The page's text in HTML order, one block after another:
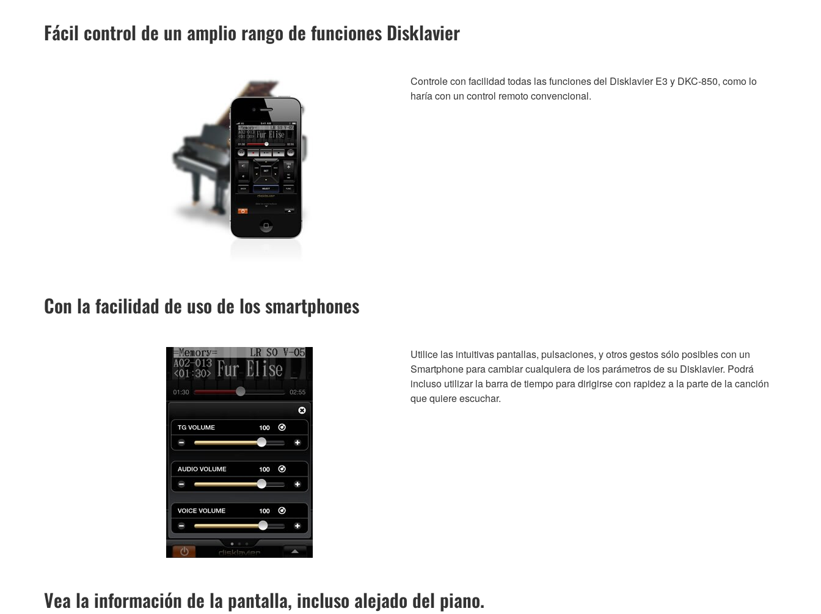
Fácil control de un amplio rango de funciones Disklavier
Controle con facilidad todas las funciones del Disklavier E3 y DKC-850, como lo
haría con un control remoto convencional.
Con la facilidad de uso de los smartphones
Utilice las intuitivas pantallas, pulsaciones, y otros gestos sólo posibles con un
Smartphone para cambiar cualquiera de los parámetros de su Disklavier. Podrá
incluso utilizar la barra de tiempo para dirigirse con rapidez a la parte de la canción
que quiere escuchar.
Vea la información de la pantalla, incluso alejado del piano.